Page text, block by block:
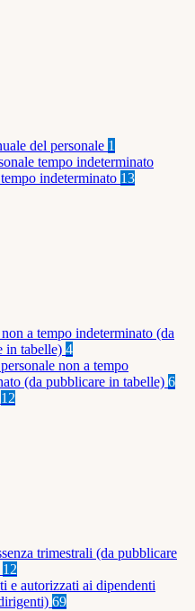
del personale 1
tempo indeterminato
indeterminato 13
a tempo indeterminato (da
in tabelle) 4
non a tempo
(da pubblicare in tabelle) 6
12
trimestrali (da pubblicare
12
e autorizzati ai dipendenti
69